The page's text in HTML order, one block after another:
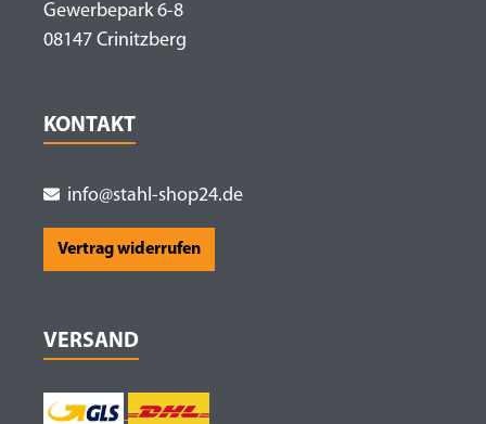
Gewerbepark 6-8
08147 Crinitzberg
KONTAKT
info@stahl-shop24.de
Vertrag widerrufen
VERSAND